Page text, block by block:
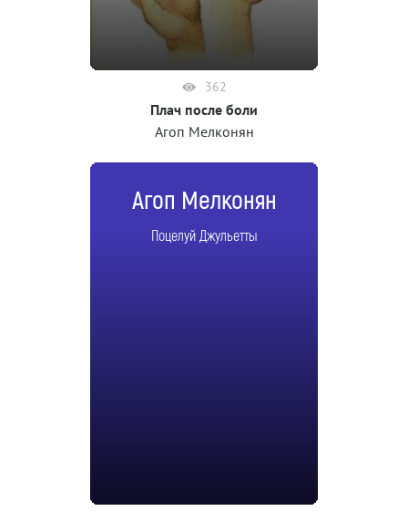
362
Плач после боли
Агоп Мелконян
Агоп Мелконян
Поцелуй Джульетты